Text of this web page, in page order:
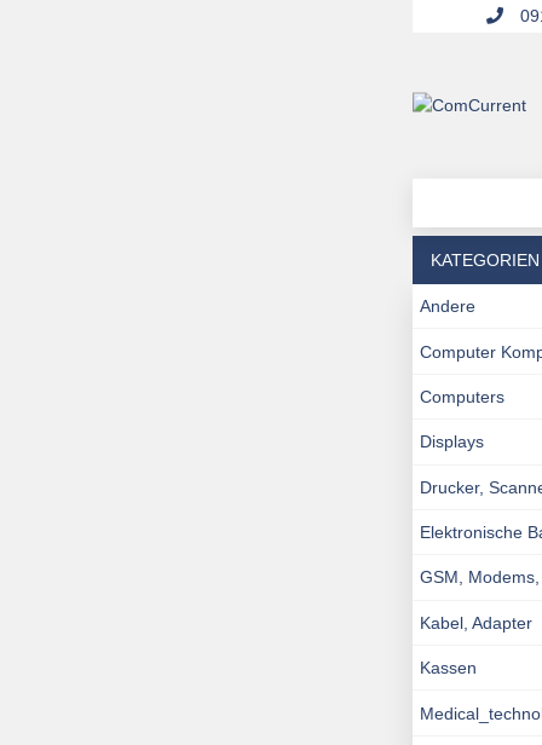
KATEGORIEN
Andere
Computer
Computers
Displays
Drucker,
Elektronische
GSM,
Kabel, Adapter
Kassen